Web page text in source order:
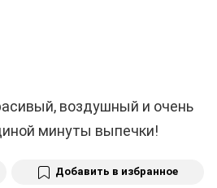
воздушный и очень
минуты выпечки!
Добавить в избранное